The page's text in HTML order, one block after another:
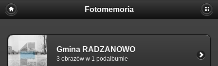
Fotomemoria
Gmina RADZANOWO
3 obrazów w 1 podalbumie